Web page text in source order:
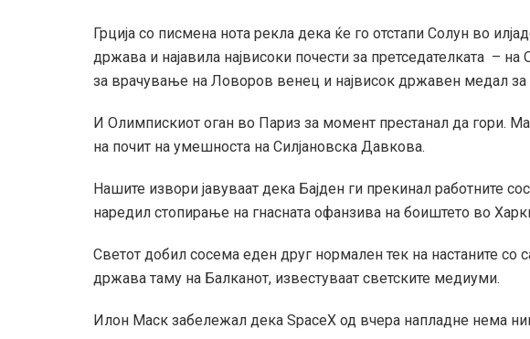
Грција со писмена нота рекла дека ќе го отстапи Солун во
држава и најавила највисоки почести за претседателката –
за врачување на Ловоров венец и највисок државен медал за
И Олимпискиот оган во Париз за момент престанал да гори.
на почит на умешноста на Силјановска Давкова.
Нашите извори јавуваат дека Бајден ги прекинал работните
наредил стопирање на гнасната офанзива на боиштето во
Светот добил сосема еден друг нормален тек на настаните со
држава таму на Балканот, известуваат светските медиуми.
Илон Маск забележал дека SpaceX од вчера напладне нема